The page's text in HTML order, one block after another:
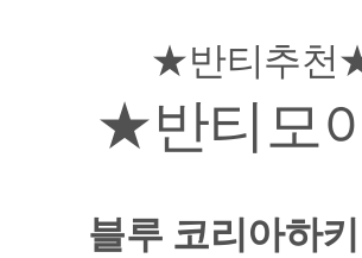
★반티추천
★반티모
블루 코리아하키